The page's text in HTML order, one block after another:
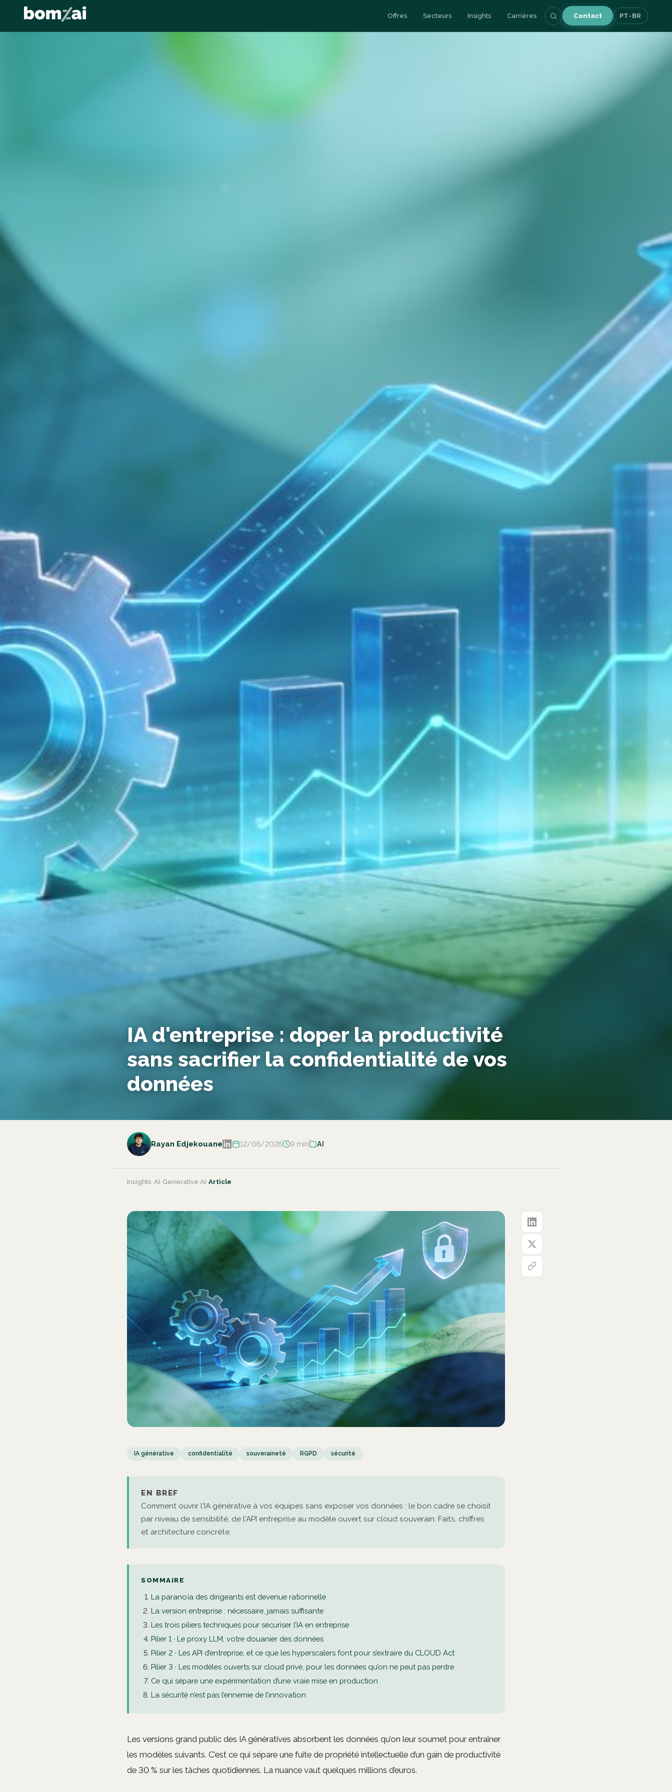
Offres Secteurs Insights Carrières Contact PT-BR
IA d'entreprise : doper la productivité
sans sacrifier la confidentialité de vos
données
Rayan Edjekouane 12/06/2026 9 min AI
Insights AI Generative AI Article
IA générative confidentialité souveraineté RGPD sécurité
EN BREF
Comment ouvrir l'IA générative à vos équipes sans exposer vos données : le bon cadre se choisit
par niveau de sensibilité, de l'API entreprise au modèle ouvert sur cloud souverain. Faits, chiffres
et architecture concrète.
SOMMAIRE
La paranoïa des dirigeants est devenue rationnelle
La version entreprise : nécessaire, jamais suffisante
Les trois piliers techniques pour sécuriser l’IA en entreprise
Pilier 1 · Le proxy LLM, votre douanier des données
Pilier 2 · Les API d’entreprise, et ce que les hyperscalers font pour s’extraire du CLOUD Act
Pilier 3 · Les modèles ouverts sur cloud privé, pour les données qu’on ne peut pas perdre
Ce qui sépare une expérimentation d’une vraie mise en production
La sécurité n’est pas l’ennemie de l’innovation
Les versions grand public des IA génératives absorbent les données qu’on leur soumet pour entraîner
les modèles suivants. C’est ce qui sépare une fuite de propriété intellectuelle d’un gain de productivité
de 30 % sur les tâches quotidiennes. La nuance vaut quelques millions d’euros.